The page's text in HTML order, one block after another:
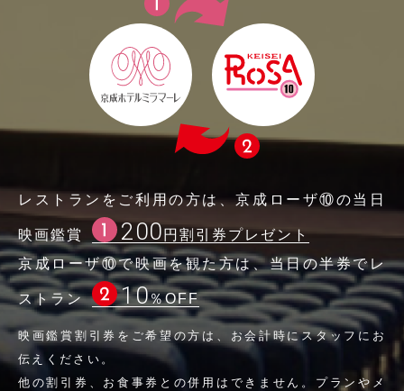
レストランをご利用の方は、京成ローザ⑩の当日
映画鑑賞 200円割引券プレゼント
京成ローザ⑩で映画を観た方は、当日の半券でレ
ストラン 10％OFF
映画鑑賞割引券をご希望の方は、お会計時にスタッフにお
伝えください。
他の割引券、お食事券との併用はできません。プランやメ